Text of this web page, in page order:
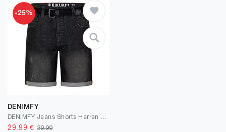
-25%
DENIMFY
29.99 €39.99